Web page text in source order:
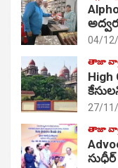
04/
తాజా
27/
తాజా